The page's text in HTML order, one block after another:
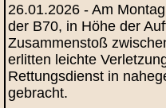
26.01.2026 - Am
der B70, in Höhe der
Zusammenstoß
erlitten leichte
Rettungsdienst in
gebracht.